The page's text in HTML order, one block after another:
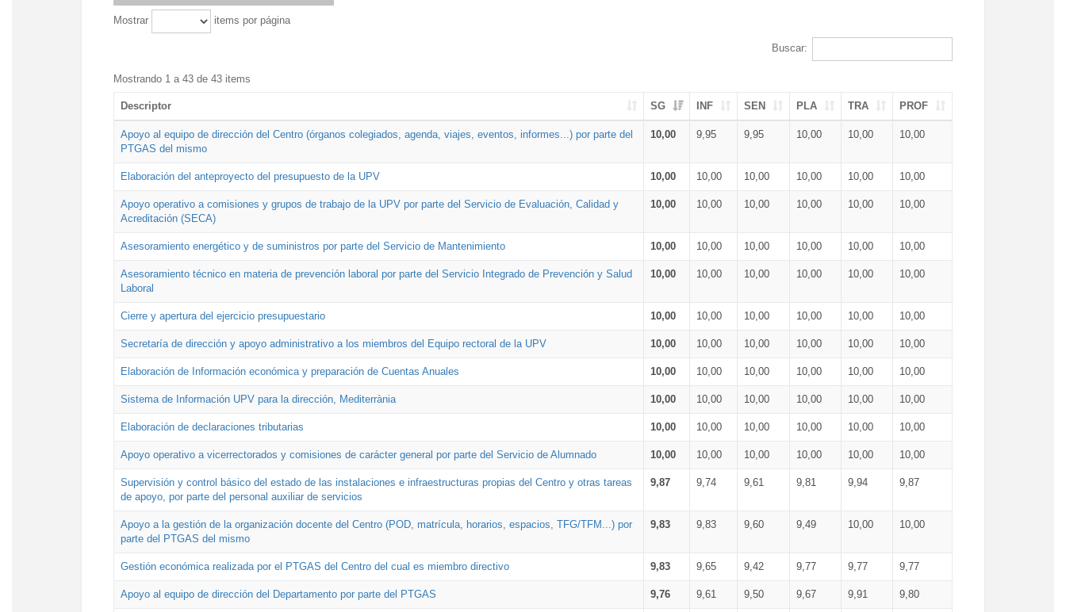
Mostrar items por página
Buscar:
Mostrando 1 a 43 de 43 items
Descriptor SG INF SEN PLA TRA PROF
Apoyo al equipo de dirección del Centro (órganos colegiados, agenda, viajes, eventos, informes...) por parte del
PTGAS del mismo
10,00 9,95 9,95 10,00 10,00 10,00
Elaboración del anteproyecto del presupuesto de la UPV 10,00 10,00 10,00 10,00 10,00 10,00
Apoyo operativo a comisiones y grupos de trabajo de la UPV por parte del Servicio de Evaluación, Calidad y
Acreditación (SECA)
10,00 10,00 10,00 10,00 10,00 10,00
Asesoramiento energético y de suministros por parte del Servicio de Mantenimiento 10,00 10,00 10,00 10,00 10,00 10,00
Asesoramiento técnico en materia de prevención laboral por parte del Servicio Integrado de Prevención y Salud
Laboral
10,00 10,00 10,00 10,00 10,00 10,00
Cierre y apertura del ejercicio presupuestario 10,00 10,00 10,00 10,00 10,00 10,00
Secretaría de dirección y apoyo administrativo a los miembros del Equipo rectoral de la UPV 10,00 10,00 10,00 10,00 10,00 10,00
Elaboración de Información económica y preparación de Cuentas Anuales 10,00 10,00 10,00 10,00 10,00 10,00
Sistema de Información UPV para la dirección, Mediterrània 10,00 10,00 10,00 10,00 10,00 10,00
Elaboración de declaraciones tributarias 10,00 10,00 10,00 10,00 10,00 10,00
Apoyo operativo a vicerrectorados y comisiones de carácter general por parte del Servicio de Alumnado 10,00 10,00 10,00 10,00 10,00 10,00
Supervisión y control básico del estado de las instalaciones e infraestructuras propias del Centro y otras tareas
de apoyo, por parte del personal auxiliar de servicios
9,87 9,74 9,61 9,81 9,94 9,87
Apoyo a la gestión de la organización docente del Centro (POD, matrícula, horarios, espacios, TFG/TFM...) por
parte del PTGAS del mismo
9,83 9,83 9,60 9,49 10,00 10,00
Gestión económica realizada por el PTGAS del Centro del cual es miembro directivo 9,83 9,65 9,42 9,77 9,77 9,77
Apoyo al equipo de dirección del Departamento por parte del PTGAS 9,76 9,61 9,50 9,67 9,91 9,80